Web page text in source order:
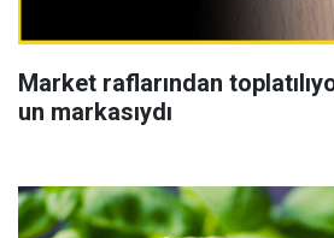
Market raflarından
un markasıydı